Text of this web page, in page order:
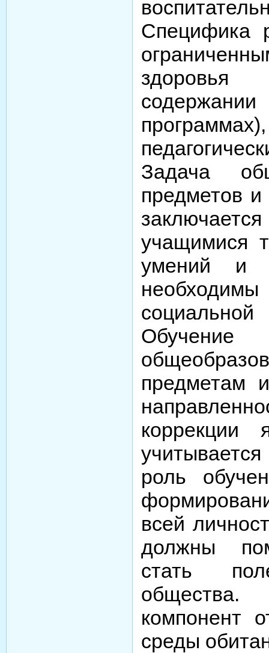
Специфика
здоровья
содержании
Задача
предметов и
учащимися
умений и
Обучение
предметам
коррекции
роль
всей
должны
стать
компонент
среды